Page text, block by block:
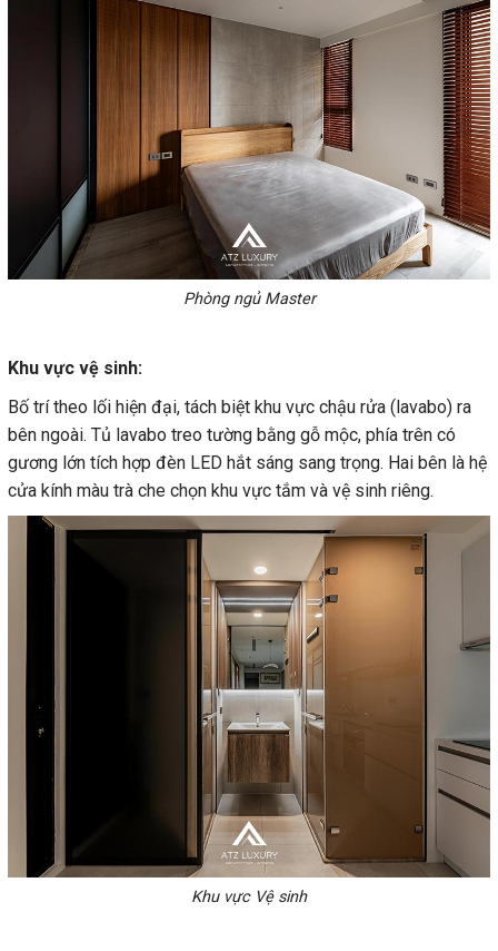
Phòng ngủ Master
Khu vực vệ sinh:
Bố trí theo lối hiện đại, tách biệt khu vực chậu rửa (lavabo) ra
bên ngoài. Tủ lavabo treo tường bằng gỗ mộc, phía trên có
gương lớn tích hợp đèn LED hắt sáng sang trọng. Hai bên là hệ
cửa kính màu trà che chọn khu vực tắm và vệ sinh riêng.
Khu vực Vệ sinh